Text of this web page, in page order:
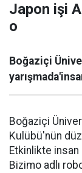
Japon işi
o
Boğaziçi
Boğaziçi
Kulübü'nün
Etkinlikte
Bizimo adlı